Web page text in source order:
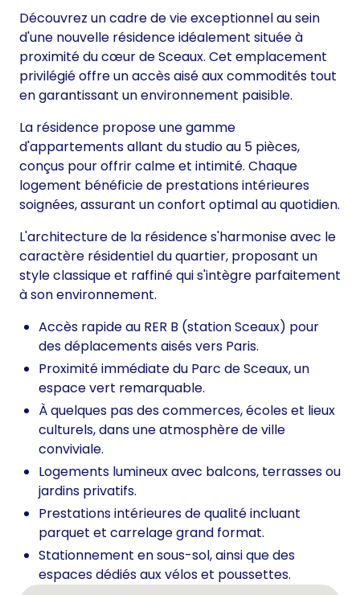
Découvrez un cadre de vie exceptionnel au sein
d'une nouvelle résidence idéalement située à
proximité du cœur de Sceaux. Cet emplacement
privilégié offre un accès aisé aux commodités tout
en garantissant un environnement paisible.
La résidence propose une gamme
d'appartements allant du studio au 5 pièces,
conçus pour offrir calme et intimité. Chaque
logement bénéficie de prestations intérieures
soignées, assurant un confort optimal au quotidien.
L'architecture de la résidence s'harmonise avec le
caractère résidentiel du quartier, proposant un
style classique et raffiné qui s'intègre parfaitement
à son environnement.
Accès rapide au RER B (station Sceaux) pour
des déplacements aisés vers Paris.
Proximité immédiate du Parc de Sceaux, un
espace vert remarquable.
À quelques pas des commerces, écoles et lieux
culturels, dans une atmosphère de ville
conviviale.
Logements lumineux avec balcons, terrasses ou
jardins privatifs.
Prestations intérieures de qualité incluant
parquet et carrelage grand format.
Stationnement en sous-sol, ainsi que des
espaces dédiés aux vélos et poussettes.